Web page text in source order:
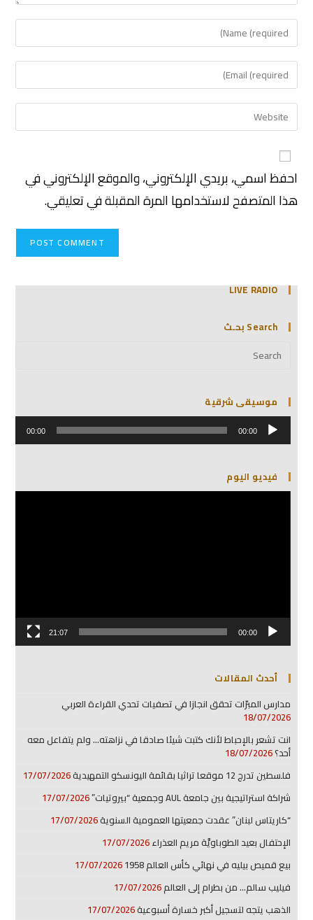
احفظ اسمي، بريدي الإلكتروني، والموقع الإلكتروني في
هذا المتصفح لاستخدامها المرة المقبلة في تعليقي.
LIVE RADIO
Search بحـث
موسيقى شرقية
مشغل
الصوت 00:00
00:00
فيديو اليوم
مشغل
00:00
21:07
أحدث المقالات
مدارس المبرّات تحقق انجازا في تصفيات تحدي القراءة العربي
18/07/2026
انت تشعر بالإحباط لأنك كتبت شيئا صادقا في نزاهته… ولم يتفاعل معه
أحد؟18/07/2026
فلسطين تدرج 12 موقعا تراثيا بقائمة اليونسكو التمهيدية
17/07/2026
شراكة استراتيجية بين جامعة AUL وجمعية “بيروتيات”
17/07/2026
“كاريتاس لبنان” عقدت جمعيتها العمومية السنوية17/07/2026
الإحتفال بعيد الطوباويَّة مريم العذراء17/07/2026
بيع قميص بيليه في نهائي كأس العالم 1958
17/07/2026
فيليب سالم… من بطرام إلى العالم17/07/2026
الذهب يتجه لتسجيل أكبر خسارة أسبوعية17/07/2026